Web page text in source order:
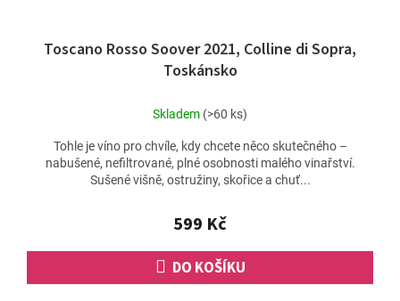
Toscano Rosso Soover 2021, Colline di Sopra,
Toskánsko
Skladem (>60 ks)
599 Kč
DO KOŠÍKU
Tohle je víno pro chvíle, kdy chcete něco skutečného –
nabušené, nefiltrované, plné osobnosti malého vinařství.
Sušené višně, ostružiny, skořice a chuť...